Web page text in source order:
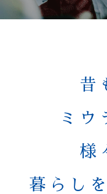
昔
ミウ
様
暮らし